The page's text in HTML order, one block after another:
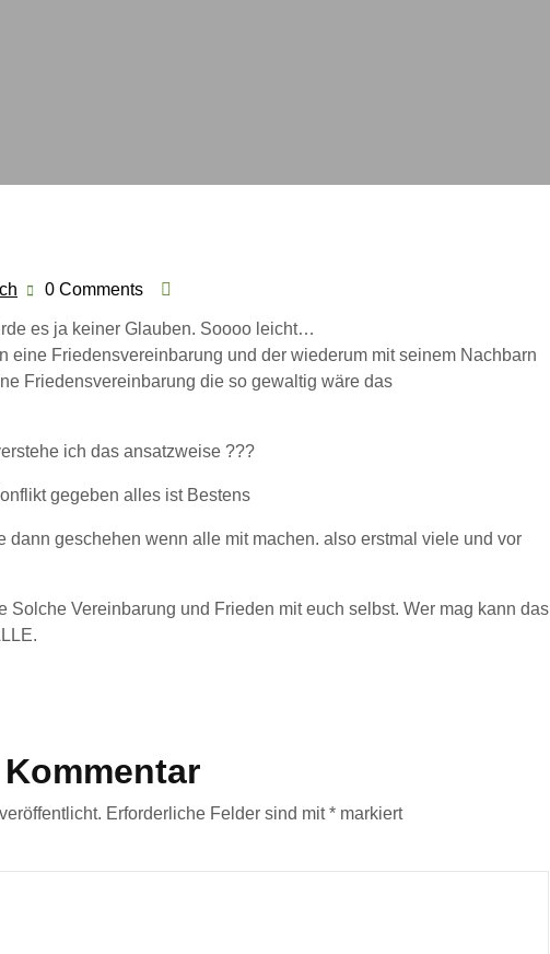
TiNoMensch
0 Comments
es ja keiner Glauben. Soooo leicht…
eine Friedensvereinbarung und der wiederum mit seinem Nachbarn
Friedensvereinbarung die so gewaltig wäre das
ich das ansatzweise ???
gegeben alles ist Bestens
dann geschehen wenn alle mit machen. also erstmal viele und vor
Solche Vereinbarung und Frieden mit euch selbst. Wer mag kann das
Erforderliche Felder sind mit* markiert